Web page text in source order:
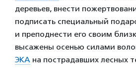
деревьев, внести
подписать специальный
и преподнести его своим
высажены осенью силами
ЭКА на пострадавших лесных